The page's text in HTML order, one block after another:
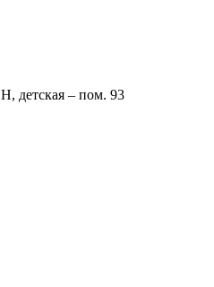
детская – пом. 93